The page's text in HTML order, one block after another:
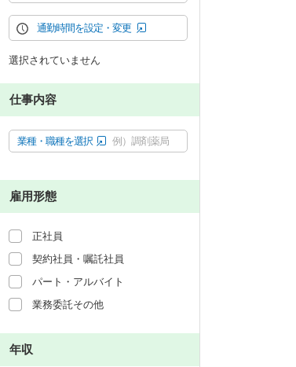
通勤時間を設定・変更
選択されていません
仕事内容
業種・職種を選択 例）調剤薬局
雇用形態
正社員
契約社員・嘱託社員
パート・アルバイト
業務委託その他
年収